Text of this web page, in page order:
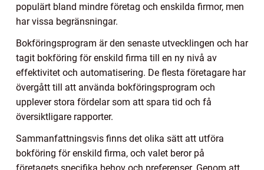
populärt bland mindre företag och enskilda firmor, men
har vissa begränsningar.
Bokföringsprogram är den senaste utvecklingen och har
tagit bokföring för enskild firma till en ny nivå av
effektivitet och automatisering. De flesta företagare har
övergått till att använda bokföringsprogram och
upplever stora fördelar som att spara tid och få
översiktligare rapporter.
Sammanfattningsvis finns det olika sätt att utföra
bokföring för enskild firma, och valet beror på
företagets specifika behov och preferenser. Genom att